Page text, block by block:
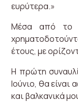
ευρύτερα.»
Μέσα από το
έτους, με
Η πρώτη
Ιούνιο, θα είναι
και βαλκανικά